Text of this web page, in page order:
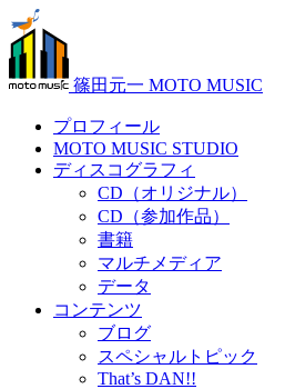
篠田元一 MOTO MUSIC
プロフィール
MOTO MUSIC STUDIO
ディスコグラフィ
CD（オリジナル）
CD（参加作品）
書籍
マルチメディア
データ
コンテンツ
ブログ
スペシャルトピック
That’s DAN!!